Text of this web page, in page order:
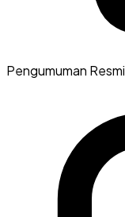
Pengumuman Resmi